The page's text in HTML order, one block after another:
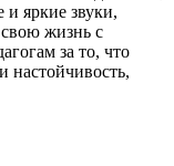
и яркие звуки,
свою жизнь с
за то, что
настойчивость,